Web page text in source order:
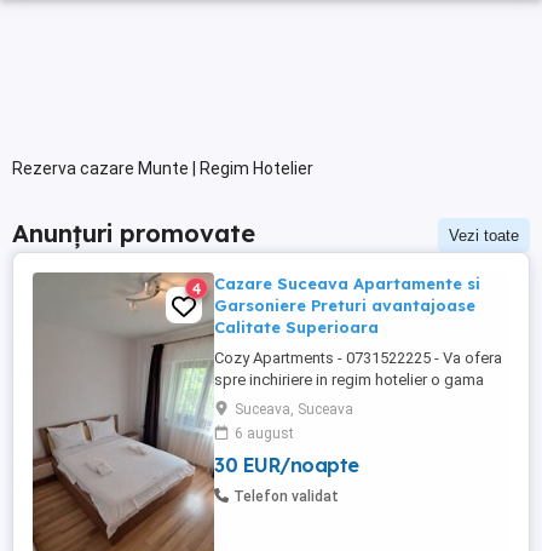
Rezerva cazare Munte | Regim Hotelier
Anunțuri promovate Vezi toate
4
Cazare Suceava Apartamente si
Garsoniere Preturi avantajoase
Calitate Superioara
Cozy Apartments - 0731522225 - Va ofera
spre inchiriere in regim hotelier o gama
variata de apartamente si garsoniere
situate in puncte cheie ale orasului
Suceava: Bulevardul George Enescu. In
centrul Orasului pe Esplanada langa
McDonald's. Bulevardul 1 Mai Obcini
Suceava, Suceava
6 august
30 EUR/noapte
Telefon validat